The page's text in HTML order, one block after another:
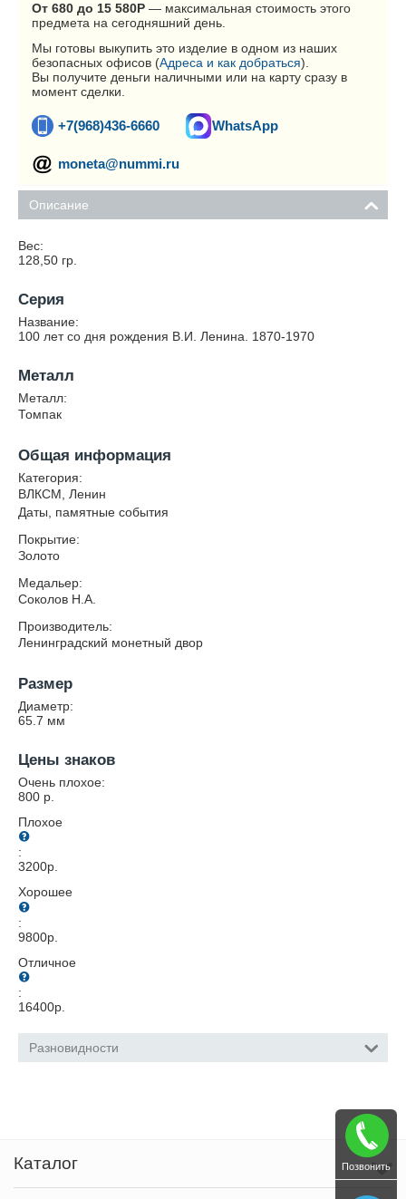
От 680 до 15 580Р — максимальная стоимость этого
предмета на сегодняшний день.
Мы готовы выкупить это изделие в одном из наших
безопасных офисов (Адреса и как добраться).
Вы получите деньги наличными или на карту сразу в
момент сделки.
+7(968)436-6660 WhatsApp
moneta@nummi.ru
Описание
Вес:
128,50 гр.
Серия
Название:
100 лет со дня рождения В.И. Ленина. 1870-1970
Металл
Металл:
Томпак
Общая информация
Категория:
ВЛКСМ, Ленин
Даты, памятные события
Покрытие:
Золото
Медальер:
Соколов Н.А.
Производитель:
Ленинградский монетный двор
Размер
Диаметр:
65.7 мм
Цены знаков
Очень плохое:
800 р.
Плохое
:
3200р.
Хорошее
:
9800р.
Отличное
:
16400р.
Разновидности
Каталог Позвонить